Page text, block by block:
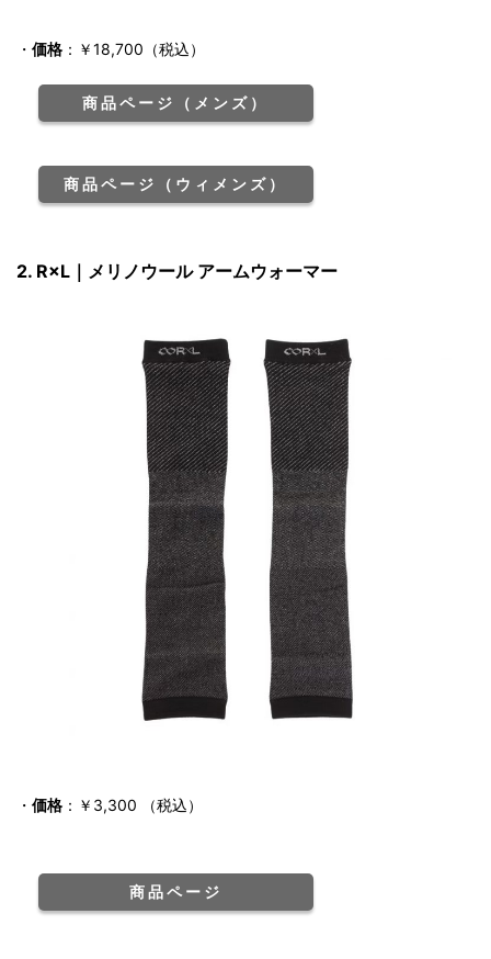
・ 価格 ：￥18,700（税込）
商品ページ（メンズ）
商品ページ（ウィメンズ）
2. R×L｜メリノウール アームウォーマー
・ 価格 ：￥3,300 （税込）
商品ページ